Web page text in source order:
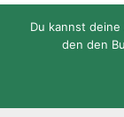
Du kannst
den den